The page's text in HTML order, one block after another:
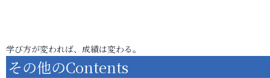
学び方が変われば、成績は変わる。
その他のContents